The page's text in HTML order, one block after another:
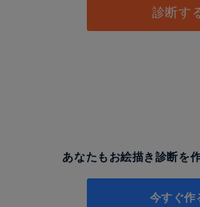
診断す
あなたもお絵描き診断を
今すぐ作